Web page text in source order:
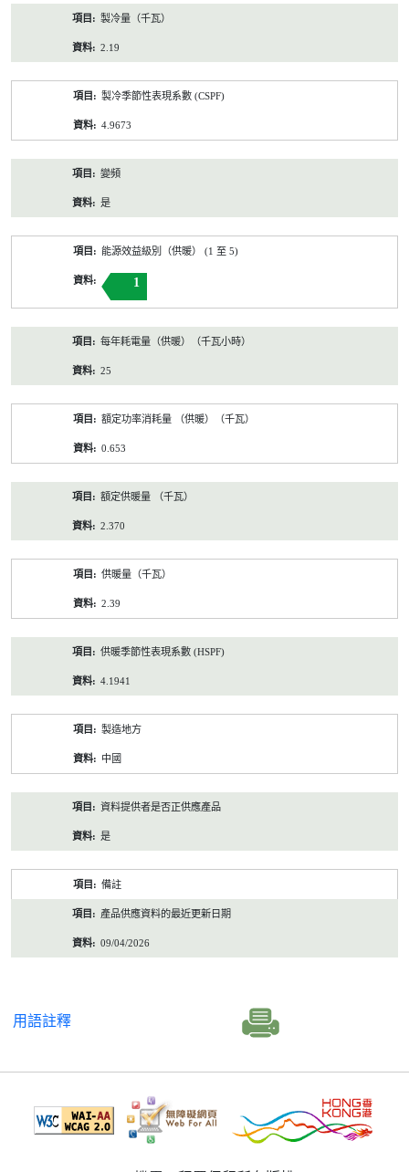
製冷量（千瓦）
2.19
製冷季節性表現系數 (CSPF)
4.9673
變頻
是
能源效益級別（供暖） (1 至 5)
1
每年耗電量（供暖）（千瓦小時）
25
額定功率消耗量 （供暖）（千瓦）
0.653
額定供暖量 （千瓦）
2.370
供暖量（千瓦）
2.39
供暖季節性表現系數 (HSPF)
4.1941
製造地方
中國
資料提供者是否正供應產品
是
備註
產品供應資料的最近更新日期
09/04/2026
用語註釋